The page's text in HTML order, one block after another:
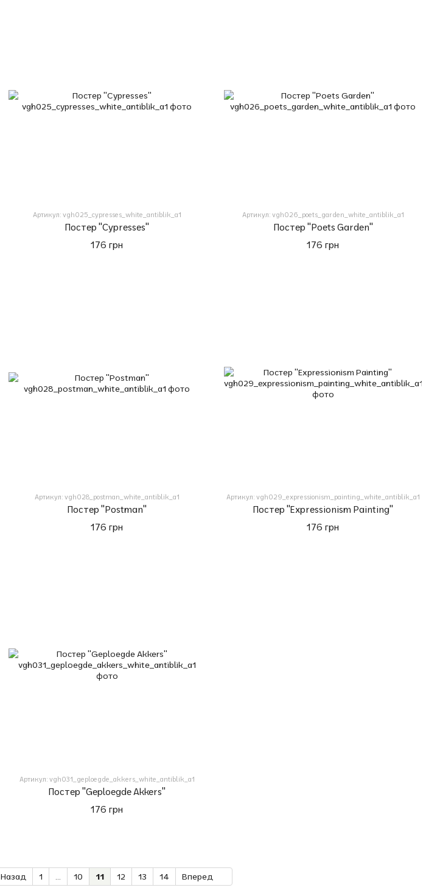
Артикул: vgh025_cypresses_white_antiblik_a1
Постер "Cypresses"
176 грн
Артикул: vgh026_poets_garden_white_antiblik_a1
Постер "Poets Garden"
176 грн
Артикул: vgh028_postman_white_antiblik_a1
Постер "Postman"
176 грн
Артикул: vgh029_expressionism_painting_white_antiblik_a1
Постер "Expressionism Painting"
176 грн
Артикул: vgh031_geploegde_akkers_white_antiblik_a1
Постер "Geploegde Akkers"
176 грн
Назад 1 10 11 12 13 14 Вперед